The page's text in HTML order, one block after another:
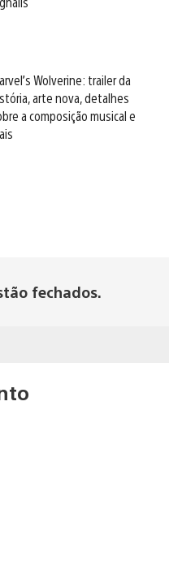
Wolverine: trailer da
arte nova, detalhes
a composição musical e
fechados.